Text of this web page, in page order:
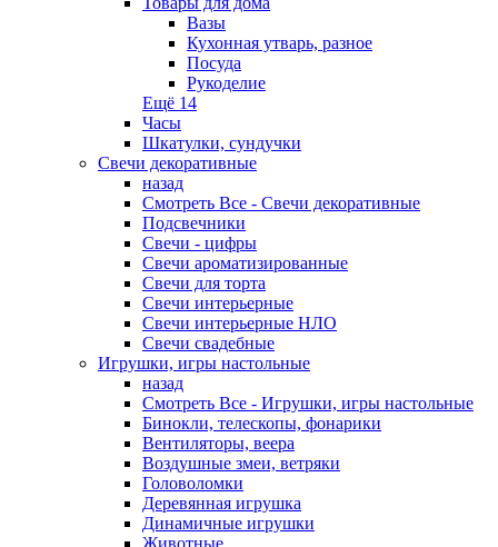
Вазы
Кухонная утварь, разное
Посуда
Рукоделие
Ещё 14
Часы
Шкатулки, сундучки
Свечи декоративные
назад
Смотреть Все - Свечи декоративные
Подсвечники
Свечи - цифры
Свечи ароматизированные
Свечи для торта
Свечи интерьерные
Свечи интерьерные НЛО
Свечи свадебные
Игрушки, игры настольные
назад
Смотреть Все - Игрушки, игры настольные
Бинокли, телескопы, фонарики
Вентиляторы, веера
Воздушные змеи, ветряки
Головоломки
Деревянная игрушка
Динамичные игрушки
Животные